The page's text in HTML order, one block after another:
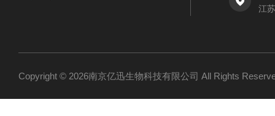
江
Copyright © 2026南京亿迅生物科技有限公司 All Rights